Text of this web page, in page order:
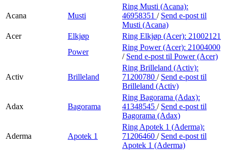
Acana Musti
Ring Musti (Acana):
46958351 / Send e-post til
Musti (Acana)
Acer
Elkjøp Ring Elkjøp (Acer): 21002121
Power
Ring Power (Acer): 21004000
/ Send e-post til Power (Acer)
Activ Brilleland
Ring Brilleland (Activ):
71200780 / Send e-post til
Brilleland (Activ)
Adax Bagorama
Ring Bagorama (Adax):
41348545 / Send e-post til
Bagorama (Adax)
Aderma Apotek 1
Ring Apotek 1 (Aderma):
71206460 / Send e-post til
Apotek 1 (Aderma)